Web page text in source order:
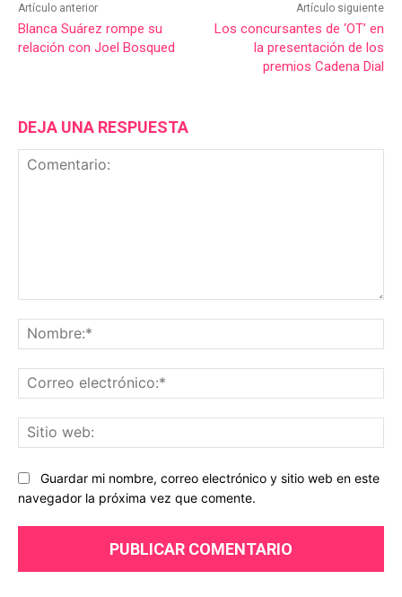
Artículo anterior
Blanca Suárez rompe su
relación con Joel Bosqued
Artículo siguiente
Los concursantes de ‘OT’ en
la presentación de los
premios Cadena Dial
DEJA UNA RESPUESTA
Guardar mi nombre, correo electrónico y sitio web en este
navegador la próxima vez que comente.